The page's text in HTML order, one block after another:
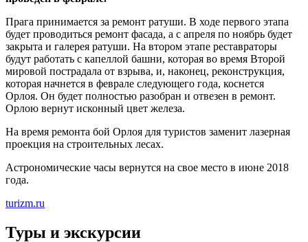
Прага принимается за ремонт ратуши. В ходе первого этапа
будет проводиться ремонт фасада, а с апреля по ноябрь будет
закрыта и галерея ратуши. На втором этапе реставраторы
будут работать с капеллой башни, которая во время Второй
мировой пострадала от взрыва, и, наконец, реконструкция,
которая начнется в феврале следующего года, коснется
Орлоя. Он будет полностью разобран и отвезен в ремонт.
Орлою вернут исконный цвет железа.
На время ремонта бой Орлоя для туристов заменит лазерная
проекция на строительных лесах.
Астрономические часы вернутся на свое место в июне 2018
года.
turizm.ru
Туры и экскурсии